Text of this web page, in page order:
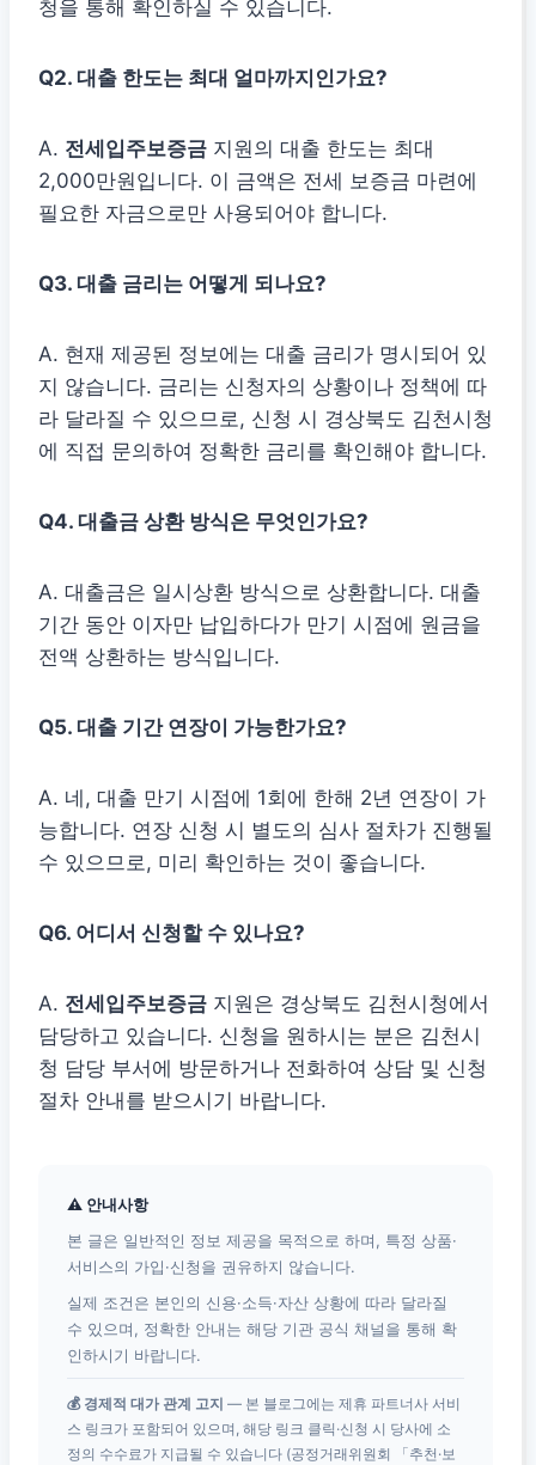
청을 통해 확인하실 수 있습니다.
Q2. 대출 한도는 최대 얼마까지인가요?
A. 전세입주보증금 지원의 대출 한도는 최대
2,000만원입니다. 이 금액은 전세 보증금 마련에
필요한 자금으로만 사용되어야 합니다.
Q3. 대출 금리는 어떻게 되나요?
A. 현재 제공된 정보에는 대출 금리가 명시되어 있
지 않습니다. 금리는 신청자의 상황이나 정책에 따
라 달라질 수 있으므로, 신청 시 경상북도 김천시청
에 직접 문의하여 정확한 금리를 확인해야 합니다.
Q4. 대출금 상환 방식은 무엇인가요?
A. 대출금은 일시상환 방식으로 상환합니다. 대출
기간 동안 이자만 납입하다가 만기 시점에 원금을
전액 상환하는 방식입니다.
Q5. 대출 기간 연장이 가능한가요?
A. 네, 대출 만기 시점에 1회에 한해 2년 연장이 가
능합니다. 연장 신청 시 별도의 심사 절차가 진행될
수 있으므로, 미리 확인하는 것이 좋습니다.
Q6. 어디서 신청할 수 있나요?
A. 전세입주보증금 지원은 경상북도 김천시청에서
담당하고 있습니다. 신청을 원하시는 분은 김천시
청 담당 부서에 방문하거나 전화하여 상담 및 신청
절차 안내를 받으시기 바랍니다.
⚠ 안내사항
본 글은 일반적인 정보 제공을 목적으로 하며, 특정 상품·
서비스의 가입·신청을 권유하지 않습니다.
실제 조건은 본인의 신용·소득·자산 상황에 따라 달라질
수 있으며, 정확한 안내는 해당 기관 공식 채널을 통해 확
인하시기 바랍니다.
💰 경제적 대가 관계 고지 — 본 블로그에는 제휴 파트너사 서비
스 링크가 포함되어 있으며, 해당 링크 클릭·신청 시 당사에 소
정의 수수료가 지급될 수 있습니다 (공정거래위원회 「추천·보